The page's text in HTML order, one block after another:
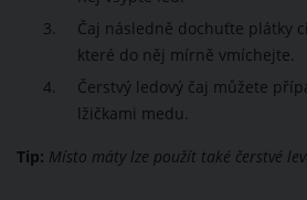
Čaj následně dochuťte plátky
které do něj mírně vmíchejte.
Čerstvý ledový čaj můžete
lžičkami medu.
Tip: Místo máty lze použít také čerstvé